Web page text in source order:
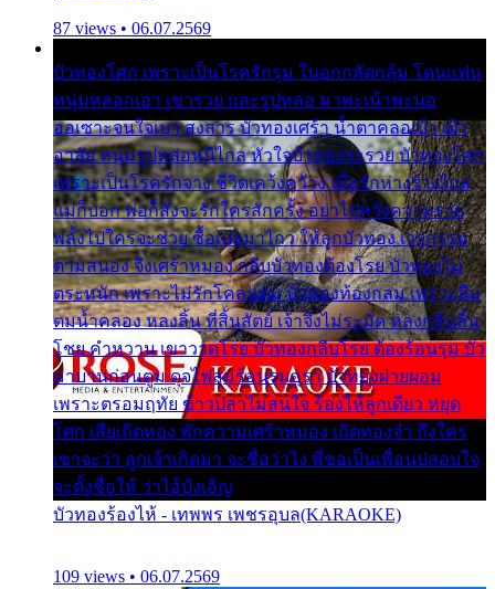
87 views • 06.07.2569
บัวทองโศก เพราะเป็นโรครักรุม ในอกกลัดกลุ้ม โดนแฟน
หนุ่มหลอกเอา เขารวย และรูปหล่อ มาพะเน้าพะนอ
ออเซาะจนใจเบา สงสาร บัวทองเศร้า น้ำตาคลอเบ้า เฝ้า
อาลัย หนุ่มรูปหล่อหนีไกล หัวใจบัวทองระรวย บัวทองโศก
เพราะเป็นโรครักจาง ชีวิตเคว้งคว้าง เมื่อรักห่างร้างไกล
แม่ก็บอก พ่อก็สั่งจะรักใครสักครั้ง อย่าไปหวังความรวย
พลั้งไปใครจะช่วย ซื้อเปลมาไกว ให้ลูกบัวทอง เวรกรรม
ตามสนอง จึงเศร้าหมอง กลีบบัวทองต้องโรย บัวทองไม่
ตระหนัก เพราะไม่รักโคลนตม บัวทองท้องกลม เพราะลืม
ตมน้ำคลอง หลงลิ้น ที่สิ้นสัตย์ เจ้าจึงไม่ระมัด หลงกลิ่นลิ้น
โชย คำหวาน เขาวาดโรย บัวทองกลีบโรย ต้องร้อนรุม บัว
มาบานก่อนตูม ดุจไฟสุมร้อนรุมอุรา บัวทองผ่ายผอม
เพราะตรอมฤทัย ข้าวปลาไม่สนใจ ร้องไห้ลูกเดียว หยุด
โศก เสียเถิดทอง พักความเศร้าหมอง เถิดทองจ๋า ถึงใคร
เขาจะว่า ลูกเจ้าเกิดมา จะชื่อว่าไง พี่ขอเป็นเพื่อนปลอบใจ
จะตั้งชื่อให้ ว่าไอ้บังเอิญ
บัวทองร้องไห้ - เทพพร เพชรอุบล(KARAOKE)
109 views • 06.07.2569